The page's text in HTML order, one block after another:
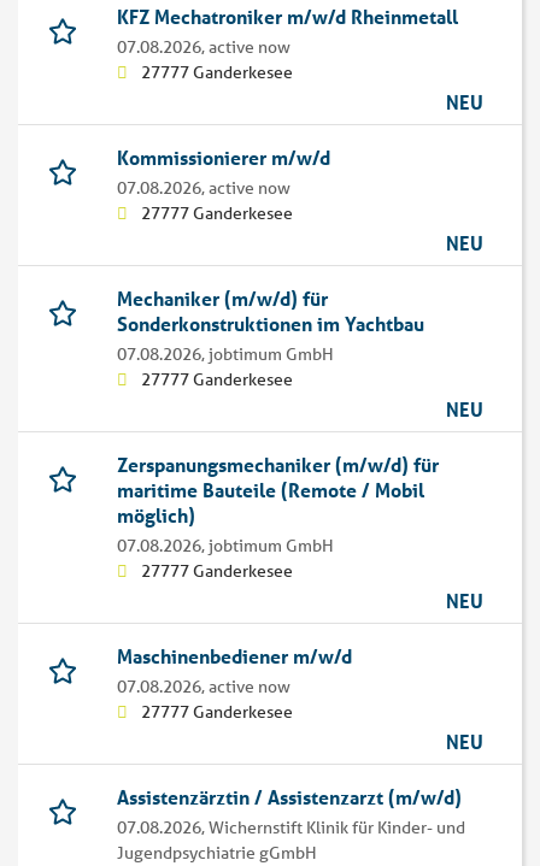
KFZ Mechatroniker m/w/d Rheinmetall
07.08.2026,active now
27777 Ganderkesee
NEU
Kommissionierer m/w/d
07.08.2026,active now
27777 Ganderkesee
NEU
Mechaniker (m/w/d) für
Sonderkonstruktionen im Yachtbau
07.08.2026,jobtimum GmbH
27777 Ganderkesee
NEU
Zerspanungsmechaniker (m/w/d) für
maritime Bauteile (Remote / Mobil
möglich)
07.08.2026,jobtimum GmbH
27777 Ganderkesee
NEU
Maschinenbediener m/w/d
07.08.2026,active now
27777 Ganderkesee
NEU
Assistenzärztin / Assistenzarzt (m/w/d)
07.08.2026,Wichernstift Klinik für Kinder- und
Jugendpsychiatrie gGmbH